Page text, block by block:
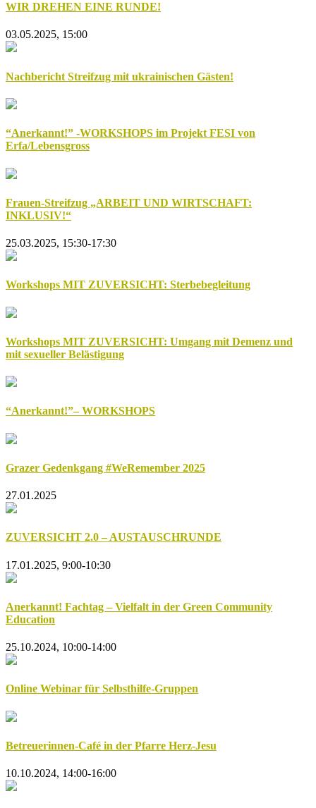
WIR DREHEN EINE RUNDE!
03.05.2025, 15:00
Nachbericht Streifzug mit ukrainischen Gästen!
“Anerkannt!” -WORKSHOPS im Projekt FESI von
Erfa/Lebensgross
Frauen-Streifzug „ARBEIT UND WIRTSCHAFT:
INKLUSIV!“
25.03.2025, 15:30-17:30
Workshops MIT ZUVERSICHT: Sterbebegleitung
Workshops MIT ZUVERSICHT: Umgang mit Demenz und
mit sexueller Belästigung
“Anerkannt!”– WORKSHOPS
Grazer Gedenkgang #WeRemember 2025
27.01.2025
ZUVERSICHT 2.0 – AUSTAUSCHRUNDE
17.01.2025, 9:00-10:30
Anerkannt! Fachtag – Vielfalt in der Green Community
Education
25.10.2024, 10:00-14:00
Online Webinar für Selbsthilfe-Gruppen
Betreuerinnen-Café in der Pfarre Herz-Jesu
10.10.2024, 14:00-16:00